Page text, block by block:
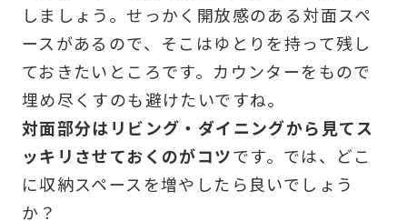
しましょう。せっかく開放感のある対面スペ
ースがあるので、そこはゆとりを持って残し
ておきたいところです。カウンターをもので
埋め尽くすのも避けたいですね。
対面部分はリビング・ダイニングから見てス
ッキリさせておくのがコツです。では、どこ
に収納スペースを増やしたら良いでしょう
か？